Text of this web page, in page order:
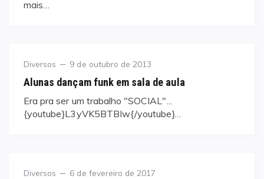
mais…
Category
Diversos
Posted
9 de outubro de 2013
Alunas dançam funk em sala de aula
Era pra ser um trabalho "SOCIAL"...
{youtube}L3yVK5BTBIw{/youtube}…
Category
Diversos
Posted
6 de fevereiro de 2017